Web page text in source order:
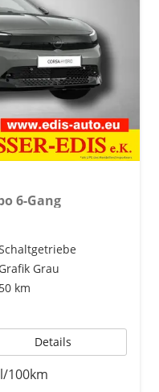
6-Gang
Grafik Grau
50 km
Details
100km